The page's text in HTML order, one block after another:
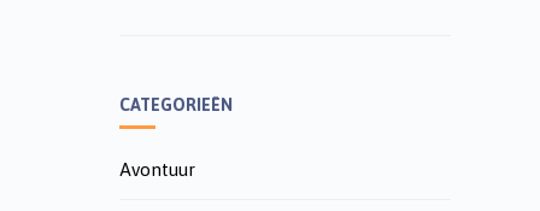
CATEGORIEËN
Avontuur